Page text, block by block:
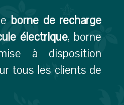
borne de recharge
électrique, borne
à disposition
tous les clients de